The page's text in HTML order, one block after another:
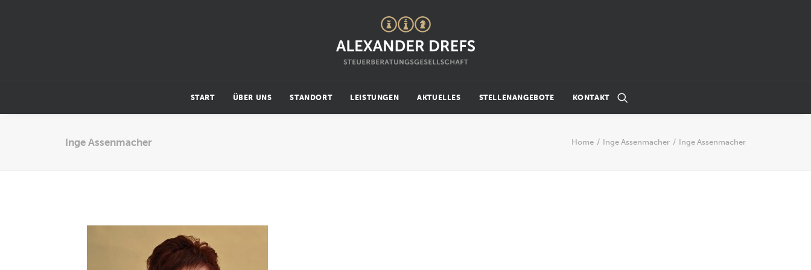
START ÜBER UNS STANDORT LEISTUNGEN AKTUELLES STELLENANGEBOTE KONTAKT
Inge Assenmacher Home Inge Assenmacher Inge Assenmacher